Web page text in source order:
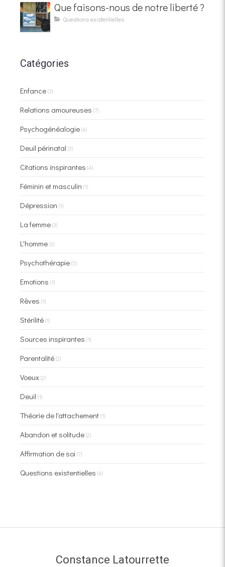
Que faisons-nous de notre liberté ?
Questions existentielles
Catégories
Enfance(3)
Relations amoureuses (7)
Psychogénéalogie(4)
Deuil périnatal (3)
Citations inspirantes (4)
Féminin et masculin (1)
Dépression (1)
La femme(3)
L'homme(3)
Psychothérapie(5)
Emotions (1)
Rêves (1)
Stérilité(1)
Sources inspirantes (1)
Parentalité(2)
Voeux(2)
Deuil (1)
Théorie de l'attachement(1)
Abandon et solitude(2)
Affirmation de soi (7)
Questions existentielles (4)
Constance Latourrette